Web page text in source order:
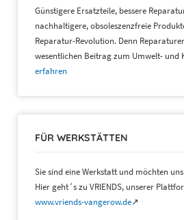
Günstigere Ersatzteile, bessere
nachhaltigere, obsoleszenzfreie
Reparatur-Revolution. Denn
wesentlichen Beitrag zum Umwelt- und
erfahren
FÜR WERKSTÄTTEN
Sie sind eine Werkstatt und möchten
Hier geht´s zu VRIENDS, unserer
www.vriends-vangerow.de↗